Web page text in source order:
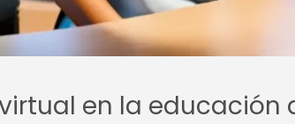
en la educación